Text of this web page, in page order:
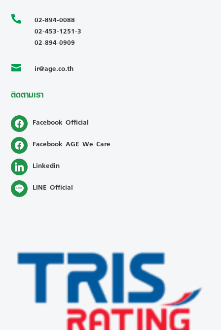

02-894-0088
02-453-1251-3
02-894-0909
 ir@age.co.th
ติดตามเรา
Facebook Official
Facebook AGE We Care
Linkedin
LINE Official